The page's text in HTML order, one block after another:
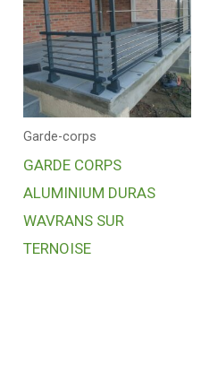
Garde-corps
GARDE CORPS
ALUMINIUM DURAS
WAVRANS SUR
TERNOISE